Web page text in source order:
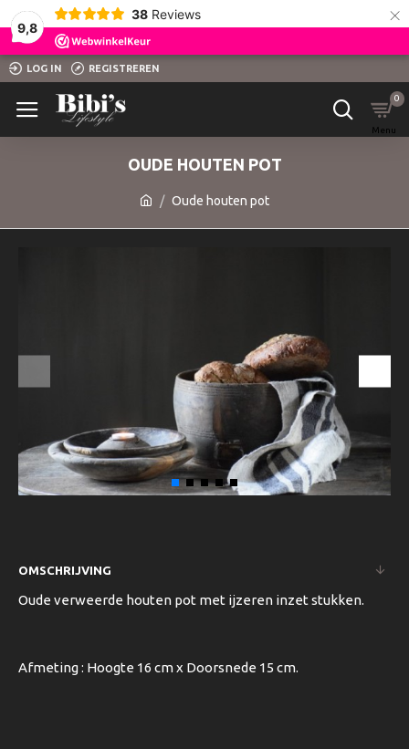
9,8
38 Reviews ×
LOG IN REGISTREREN
0
Oude houten pot
OUDE HOUTEN POT
OMSCHRIJVING
Oude verweerde houten pot met ijzeren inzet stukken.
Afmeting : Hoogte 16 cm x Doorsnede 15 cm.